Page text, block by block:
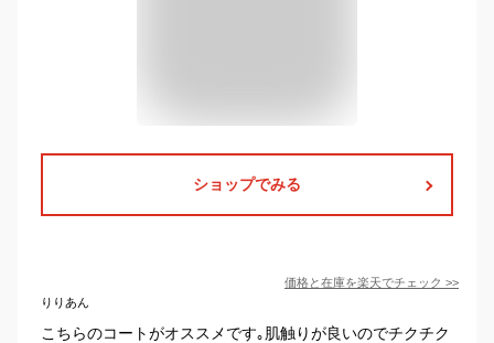
ショップでみる
価格と在庫を楽天でチェック >>
りりあん
こちらのコートがオススメです｡肌触りが良いのでチクチク